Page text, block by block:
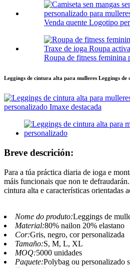
Venda quente Logotipo
Roupa de fitness feminina
Leggings de cintura alta para mulleres Leggings de
Breve descrición:
Para a túa práctica diaria de ioga e
máis funcionais que non te
cintura alta e características orientadas
Nome do produto:Leggings de
Material:80% nailon 20% elastano
Cor:Gris, negro, cor personalizada
Tamaño:S, M, L, XL
MOQ:5000 unidades
Paquete:Polybag ou personalizado